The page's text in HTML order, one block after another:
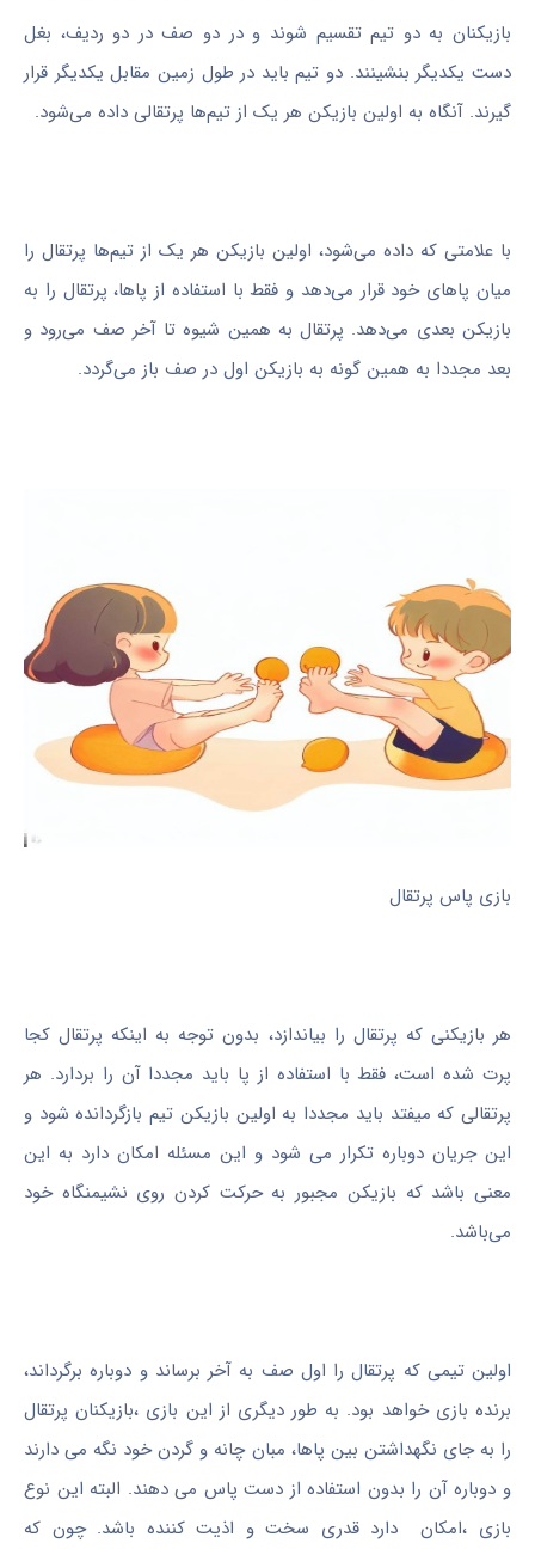
بازیکنان به دو تیم تقسیم شوند و در دو صف در دو ردیف، بغل
دست یکدیگر بنشینند. دو تیم باید در طول زمین مقابل یکدیگر قرار
گیرند. آنگاه به اولین بازیکن هر یک از تیم‌ها پرتقالی داده می‌شود.
با علامتی که داده می‌شود، اولین بازیکن هر یک از تیم‌ها پرتقال را
میان پاهای خود قرار می‌دهد و فقط با استفاده از پاها، پرتقال را به
بازیکن بعدی می‌دهد. پرتقال به همین شیوه تا آخر صف می‌رود و
بعد مجددا به همین گونه به بازیکن اول در صف باز می‌گردد.
بازی پاس پرتقال
هر بازیکنی که پرتقال را بیاندازد، بدون توجه به اینکه پرتقال کجا
پرت شده است، فقط با استفاده از پا باید مجددا آن را بردارد. هر
پرتقالی که میفتد باید مجددا به اولین بازیکن تیم بازگردانده شود و
این جریان دوباره تکرار می شود و این مسئله امکان دارد به این
معنی باشد که بازیکن مجبور به حرکت کردن روی نشیمنگاه خود
می‌باشد.
اولین تیمی که پرتقال را اول صف به آخر برساند و دوباره برگرداند،
برنده بازی خواهد بود. به طور دیگری از این بازی ،بازیکنان پرتقال
را به جای نگهداشتن بین پاها، مبان چانه و گردن خود نگه می دارند
و دوباره آن را بدون استفاده از دست پاس می دهند. البته این نوع
بازی ،امکان دارد قدری سخت و اذیت کننده باشد. چون که